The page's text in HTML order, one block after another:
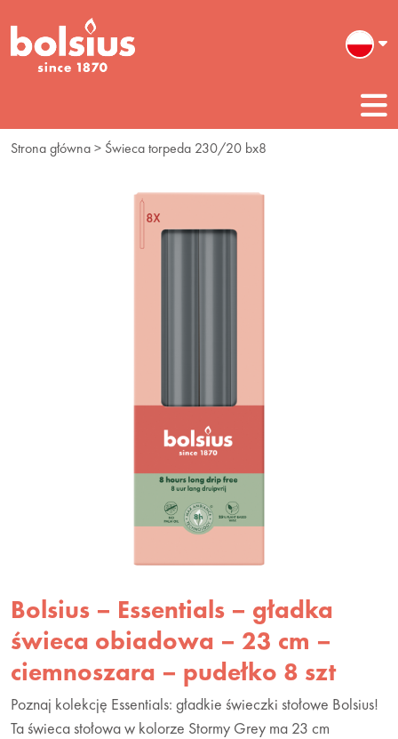
Strona główna> Świeca torpeda 230/20 bx8
Bolsius – Essentials – gładka
świeca obiadowa – 23 cm –
ciemnoszara – pudełko 8 szt
Poznaj kolekcję Essentials: gładkie świeczki stołowe Bolsius!
Ta świeca stołowa w kolorze Stormy Grey ma 23 cm